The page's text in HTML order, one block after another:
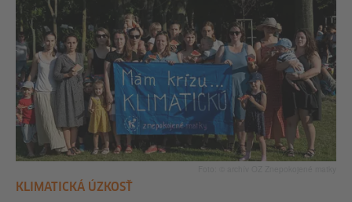
KLIMATICKÁ ÚZKOSŤ